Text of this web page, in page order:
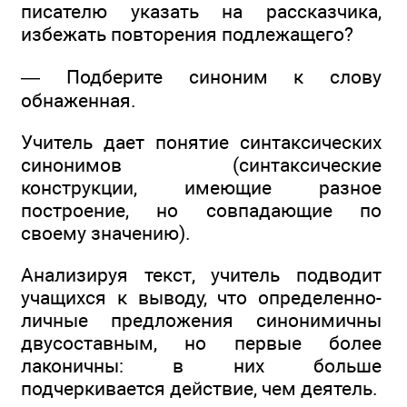
писателю указать на рассказчика,
избежать повторения подлежащего?
— Подберите синоним к слову
обнаженная.
Учитель дает понятие синтаксических
синонимов (синтаксические
конструкции, имеющие разное
построение, но совпадающие по
своему значению).
Анализируя текст, учитель подводит
учащихся к выводу, что определенно-
личные предложения синонимичны
двусоставным, но первые более
лаконичны: в них больше
подчеркивается действие, чем деятель.